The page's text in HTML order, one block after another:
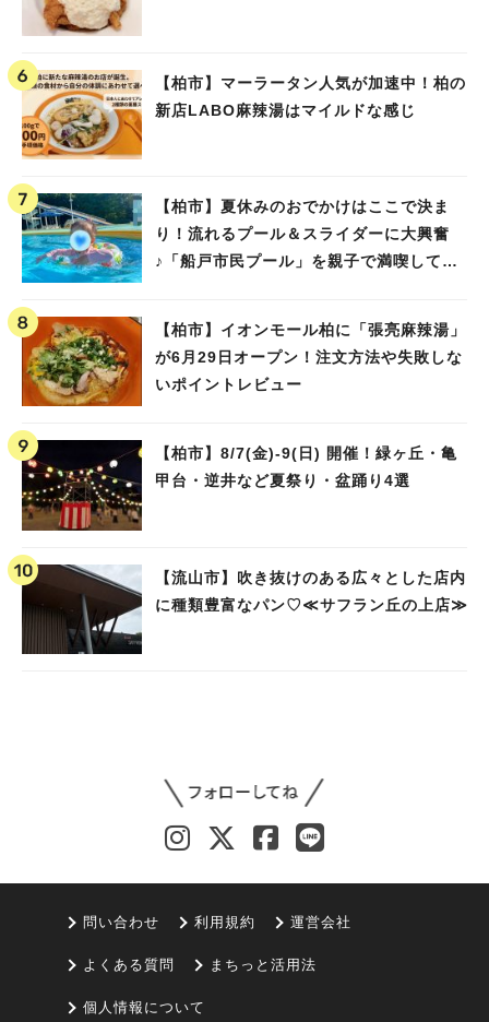
【柏市】マーラータン人気が加速中！柏の
新店LABO麻辣湯はマイルドな感じ
【柏市】夏休みのおでかけはここで決ま
り！流れるプール＆スライダーに大興奮
♪「船戸市民プール」を親子で満喫してき
【柏市】イオンモール柏に「張亮麻辣湯」
が6月29日オープン！注文方法や失敗しな
いポイントレビュー
【柏市】8/7(金)‐9(日) 開催！緑ヶ丘・亀
甲台・逆井など夏祭り・盆踊り4選
【流山市】吹き抜けのある広々とした店内
に種類豊富なパン♡≪サフラン丘の上店≫
問い合わせ 利用規約 運営会社
よくある質問 まちっと活用法
個人情報について